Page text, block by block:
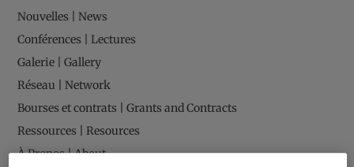
Nouvelles | News
Conférences | Lectures
Galerie | Gallery
Réseau | Network
Bourses et contrats | Grants and Contracts
Ressources | Resources
À Propos | About